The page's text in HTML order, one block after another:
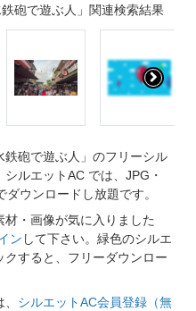
砲で遊ぶ人」関連検索結果
砲で遊ぶ人」のフリーシル
ルエットAC では、JPG・
ウンロードし放題です。
・画像が気に入りました
ン して下さい。緑色のシルエ
すると、フリーダウンロー
シルエットAC会員登録（無